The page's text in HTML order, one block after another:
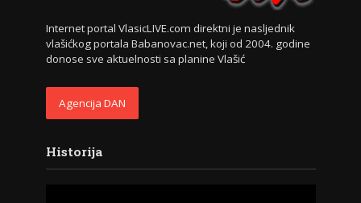
Internet portal VlasicLIVE.com direktni je nasljednik
vlašićkog portala Babanovac.net, koji od 2004. godine
donose sve aktuelnosti sa planine Vlašić
Agencija DAN
Historija